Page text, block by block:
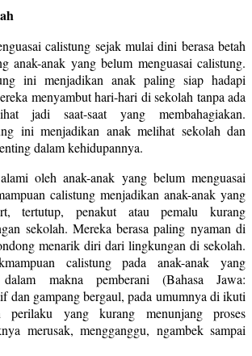
calistung sejak mulai dini berasa betah
anak-anak yang belum menguasai calistung.
ini menjadikan anak paling siap hadapi
menyambut hari-hari di sekolah tanpa ada
jadi saat-saat yang membahagiakan.
ini menjadikan anak melihat sekolah dan
dalam kehidupannya.
oleh anak-anak yang belum menguasai
calistung menjadikan anak-anak yang
tertutup, penakut atau pemalu kurang
sekolah. Mereka berasa paling nyaman di
menarik diri dari lingkungan di sekolah.
calistung pada anak-anak yang
makna pemberani (Bahasa Jawa:
dan gampang bergaul, pada umumnya di ikuti
perilaku yang kurang menunjang proses
merusak, mengganggu, ngambek sampai